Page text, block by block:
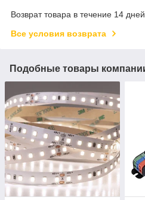
Возврат товара в течение 14
Все условия возврата
Подобные товары